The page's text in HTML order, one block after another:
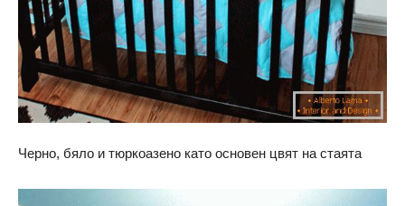
Черно, бяло и тюркоазено като основен цвят на стаята